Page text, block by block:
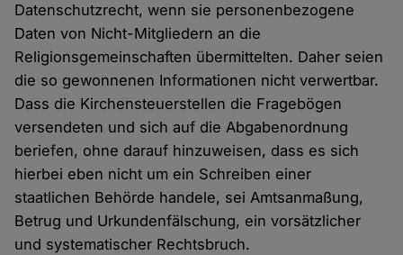
Datenschutzrecht, wenn sie personenbezogene
Daten von Nicht-Mitgliedern an die
Religionsgemeinschaften übermittelten. Daher seien
die so gewonnenen Informationen nicht verwertbar.
Dass die Kirchensteuerstellen die Fragebögen
versendeten und sich auf die Abgabenordnung
beriefen, ohne darauf hinzuweisen, dass es sich
hierbei eben nicht um ein Schreiben einer
staatlichen Behörde handele, sei Amtsanmaßung,
Betrug und Urkundenfälschung, ein vorsätzlicher
und systematischer Rechtsbruch.